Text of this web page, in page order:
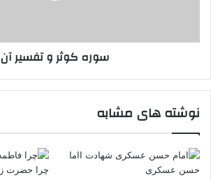
سوره کوثر و تفسیر آن
نوشته های مشابه